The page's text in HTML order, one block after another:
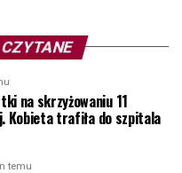
na skrzyżowaniu 11
Kobieta trafiła do szpitala
temu